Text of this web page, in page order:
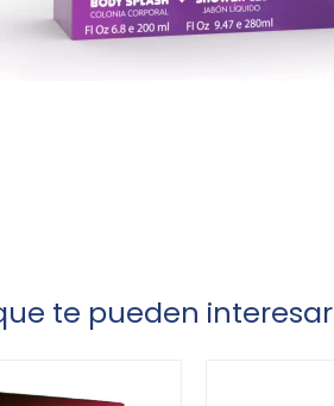
te pueden interesar